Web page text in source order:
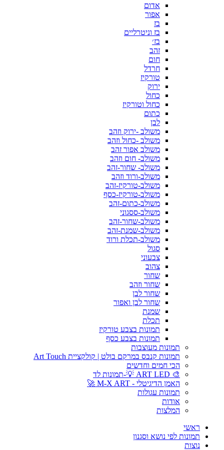
אדום
אפור
בז
בז וניטרליים
בז׳
זהב
חום
חרדל
טורקיז
ירוק
כחול
כחול וטורקיז
כתום
לבן
משולב -ירוק וזהב
משולב -כחול וזהב
משולב אפור זהב
משולב- חום וזהב
משולב- שחור-זהב
משולב-ורוד וזהב
משולב-טורקיז-זהב
משולב-טורקיז-כסף
משולב-כתום-זהב
משולב-ססגוני
משולב-שחור-זהב
משולב-שמנת-זהב
משולב-תכלת ורוד
סגול
צבעוני
צהוב
שחור
שחור וזהב
שחור לבן
שחור לבן ואפור
שמנת
תכלת
תמונות בצבע טורקיז
תמונות בצבע כסף
תמונות מעוצבות
תמונות קנבס במרקם בולט | קולקציית Art Touch
הכי חמים וחדשים
🎨 ART LED 💡-תמונות לד
האמן הדיגיטלי - M-X ART 🚀
תמונות עגולות
אודות
המלצות
ראשי
תמונות לפי נושא וסגנון
נוצות